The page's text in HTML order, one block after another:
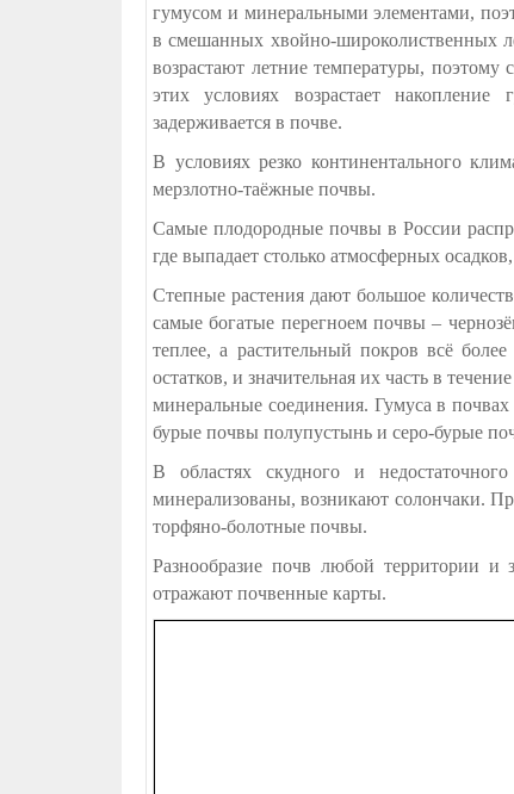
гумусом и минеральными элементами,
в смешанных хвойно-широколиственных
возрастают летние температуры,
этих условиях возрастает
задерживается в почве.
В условиях резко континентального
мерзлотно-таёжные почвы.
Самые плодородные почвы в России
где выпадает столько атмосферных
Степные растения дают большое
самые богатые перегноем почвы –
теплее, а растительный покров всё
остатков, и значительная их часть в
минеральные соединения. Гумуса в
бурые почвы полупустынь и серо-бурые
В областях скудного и
минерализованы, возникают солончаки.
торфяно-болотные почвы.
Разнообразие почв любой территории и
отражают почвенные карты.